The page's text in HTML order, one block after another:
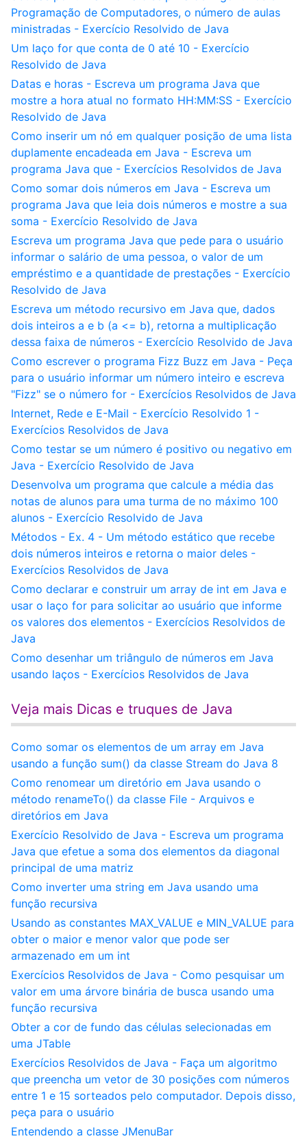
Programação de Computadores, o número de aulas
ministradas - Exercício Resolvido de Java
Um laço for que conta de 0 até 10 - Exercício
Resolvido de Java
Datas e horas - Escreva um programa Java que
mostre a hora atual no formato HH:MM:SS - Exercício
Resolvido de Java
Como inserir um nó em qualquer posição de uma lista
duplamente encadeada em Java - Escreva um
programa Java que - Exercícios Resolvidos de Java
Como somar dois números em Java - Escreva um
programa Java que leia dois números e mostre a sua
soma - Exercício Resolvido de Java
Escreva um programa Java que pede para o usuário
informar o salário de uma pessoa, o valor de um
empréstimo e a quantidade de prestações - Exercício
Resolvido de Java
Escreva um método recursivo em Java que, dados
dois inteiros a e b (a <= b), retorna a multiplicação
dessa faixa de números - Exercício Resolvido de Java
Como escrever o programa Fizz Buzz em Java - Peça
para o usuário informar um número inteiro e escreva
"Fizz" se o número for - Exercícios Resolvidos de Java
Internet, Rede e E-Mail - Exercício Resolvido 1 -
Exercícios Resolvidos de Java
Como testar se um número é positivo ou negativo em
Java - Exercício Resolvido de Java
Desenvolva um programa que calcule a média das
notas de alunos para uma turma de no máximo 100
alunos - Exercício Resolvido de Java
Métodos - Ex. 4 - Um método estático que recebe
dois números inteiros e retorna o maior deles -
Exercícios Resolvidos de Java
Como declarar e construir um array de int em Java e
usar o laço for para solicitar ao usuário que informe
os valores dos elementos - Exercícios Resolvidos de
Java
Como desenhar um triângulo de números em Java
usando laços - Exercícios Resolvidos de Java
Veja mais Dicas e truques de Java
Como somar os elementos de um array em Java
usando a função sum() da classe Stream do Java 8
Como renomear um diretório em Java usando o
método renameTo() da classe File - Arquivos e
diretórios em Java
Exercício Resolvido de Java - Escreva um programa
Java que efetue a soma dos elementos da diagonal
principal de uma matriz
Como inverter uma string em Java usando uma
função recursiva
Usando as constantes MAX_VALUE e MIN_VALUE para
obter o maior e menor valor que pode ser
armazenado em um int
Exercícios Resolvidos de Java - Como pesquisar um
valor em uma árvore binária de busca usando uma
função recursiva
Obter a cor de fundo das células selecionadas em
uma JTable
Exercícios Resolvidos de Java - Faça um algoritmo
que preencha um vetor de 30 posições com números
entre 1 e 15 sorteados pelo computador. Depois disso,
peça para o usuário
Entendendo a classe JMenuBar